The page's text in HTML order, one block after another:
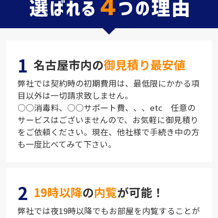
1 名古屋市内の御見積り最安値
弊社では契約時の初期費用は、最低限にかかる項
目以外は一切請求致しません。
○○消毒料、○○サポート費、、、etc 任意の
サービスはございませんので、お気軽に御見積り
をご依頼ください。現在、他社様で手続き中の方
も一度比べてみて下さい。
2 19時以降の内覧が可能！
弊社では夜19時以降でもお部屋を内覧することが